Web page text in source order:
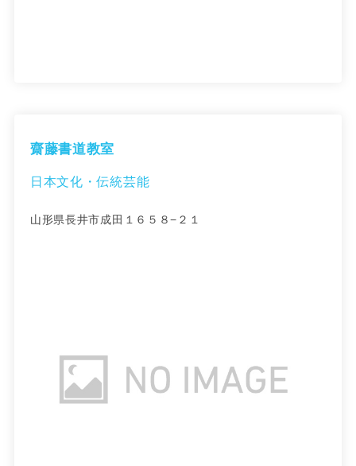
齋藤書道教室
日本文化・伝統芸能
山形県長井市成田１６５８−２１